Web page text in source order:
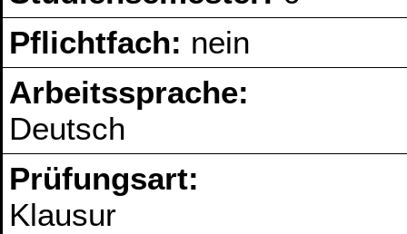
Pflichtfach: nein
Arbeitssprache:
Deutsch
Prüfungsart:
Klausur